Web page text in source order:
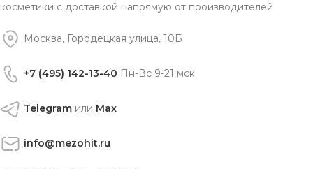
косметики с доставкой напрямую от производителей
Москва, Городецкая улица, 10Б
+7 (495) 142-13-40 Пн-Вс 9-21 мск
Telegram или Max
info@mezohit.ru